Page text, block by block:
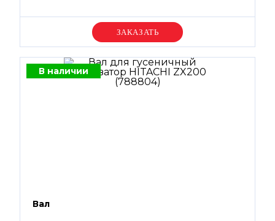
Уточняйте цену
В наличии
Вал